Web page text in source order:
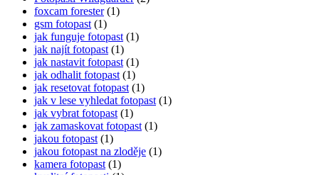
foxcam forester(1)
gsm fotopast(1)
jak funguje fotopast(1)
jak najít fotopast(1)
jak nastavit fotopast(1)
jak odhalit fotopast(1)
jak resetovat fotopast(1)
jak v lese vyhledat fotopast(1)
jak vybrat fotopast(1)
jak zamaskovat fotopast(1)
jakou fotopast(1)
jakou fotopast na zloděje (1)
kamera fotopast(1)